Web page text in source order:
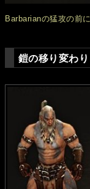
Barbarianの猛攻の前
鎧の移り変わ